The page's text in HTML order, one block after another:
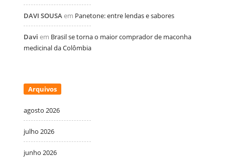
DAVI SOUSAem Panetone: entre lendas e sabores
Davi em Brasil se torna o maior comprador de maconha
medicinal da Colômbia
Arquivos
agosto 2026
julho 2026
junho 2026